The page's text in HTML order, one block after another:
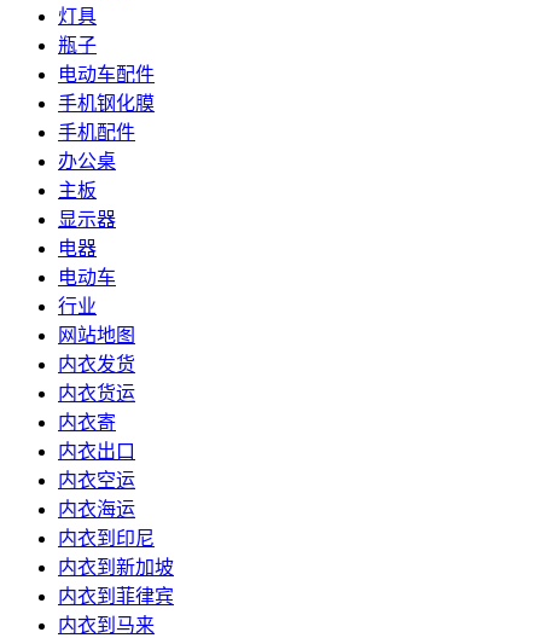
灯具
瓶子
电动车配件
手机钢化膜
手机配件
办公桌
主板
显示器
电器
电动车
行业
网站地图
内衣发货
内衣货运
内衣寄
内衣出口
内衣空运
内衣海运
内衣到印尼
内衣到新加坡
内衣到菲律宾
内衣到马来